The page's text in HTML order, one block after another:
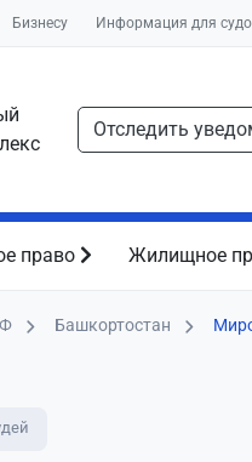
Бизнесу Информация для
Отследить
право Жилищное
Башкортостан